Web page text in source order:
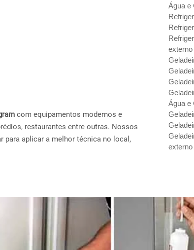
com equipamentos modernos e
restaurantes entre outras. Nossos
para aplicar a melhor técnica no local,
Água e
externo
Água e
externo